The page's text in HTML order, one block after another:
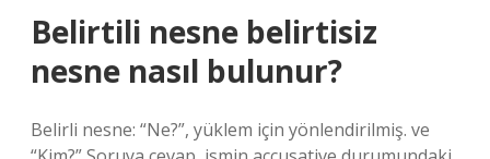
Belirtili nesne belirtisiz
nesne nasıl bulunur?
Belirli nesne: “Ne?”, yüklem için yönlendirilmiş. ve